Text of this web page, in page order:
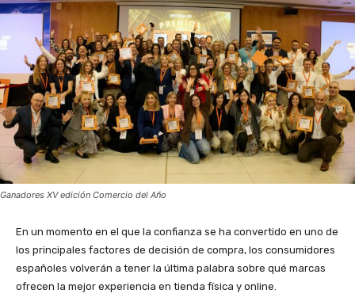
Ganadores XV edición Comercio del Año
En un momento en el que la confianza se ha convertido en uno de
los principales factores de decisión de compra, los consumidores
españoles volverán a tener la última palabra sobre qué marcas
ofrecen la mejor experiencia en tienda física y online.